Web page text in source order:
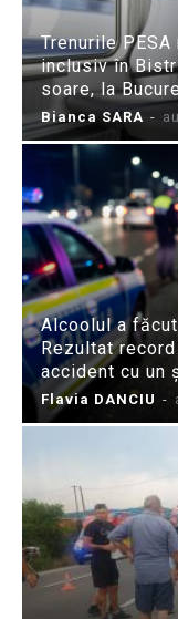
Trenurile
inclusiv în
soare, la
Bianca SARA -
Alcoolul a
Rezultat
accident cu un
Flavia DANCIU -